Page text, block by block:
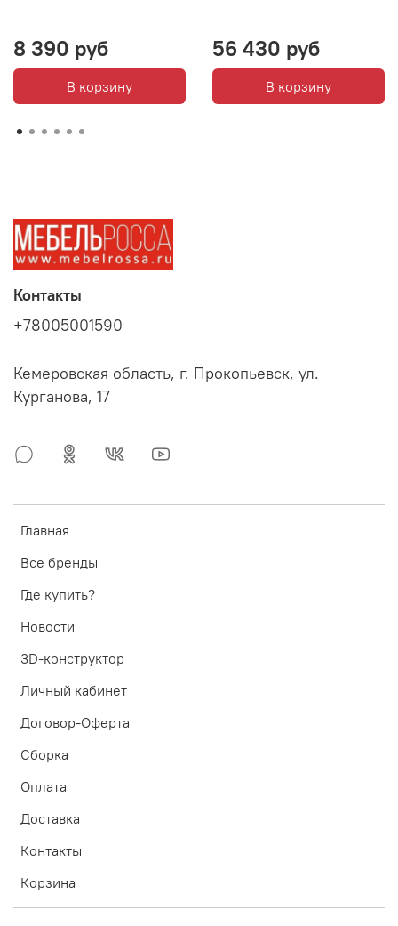
8 390 руб
В корзину
56 430 руб
В корзину
Главная
Все бренды
Где купить?
Новости
3D-конструктор
Личный кабинет
Договор-Оферта
Сборка
Оплата
Доставка
Контакты
Корзина
Контакты
+78005001590
Кемеровская область, г. Прокопьевск, ул.
Курганова, 17